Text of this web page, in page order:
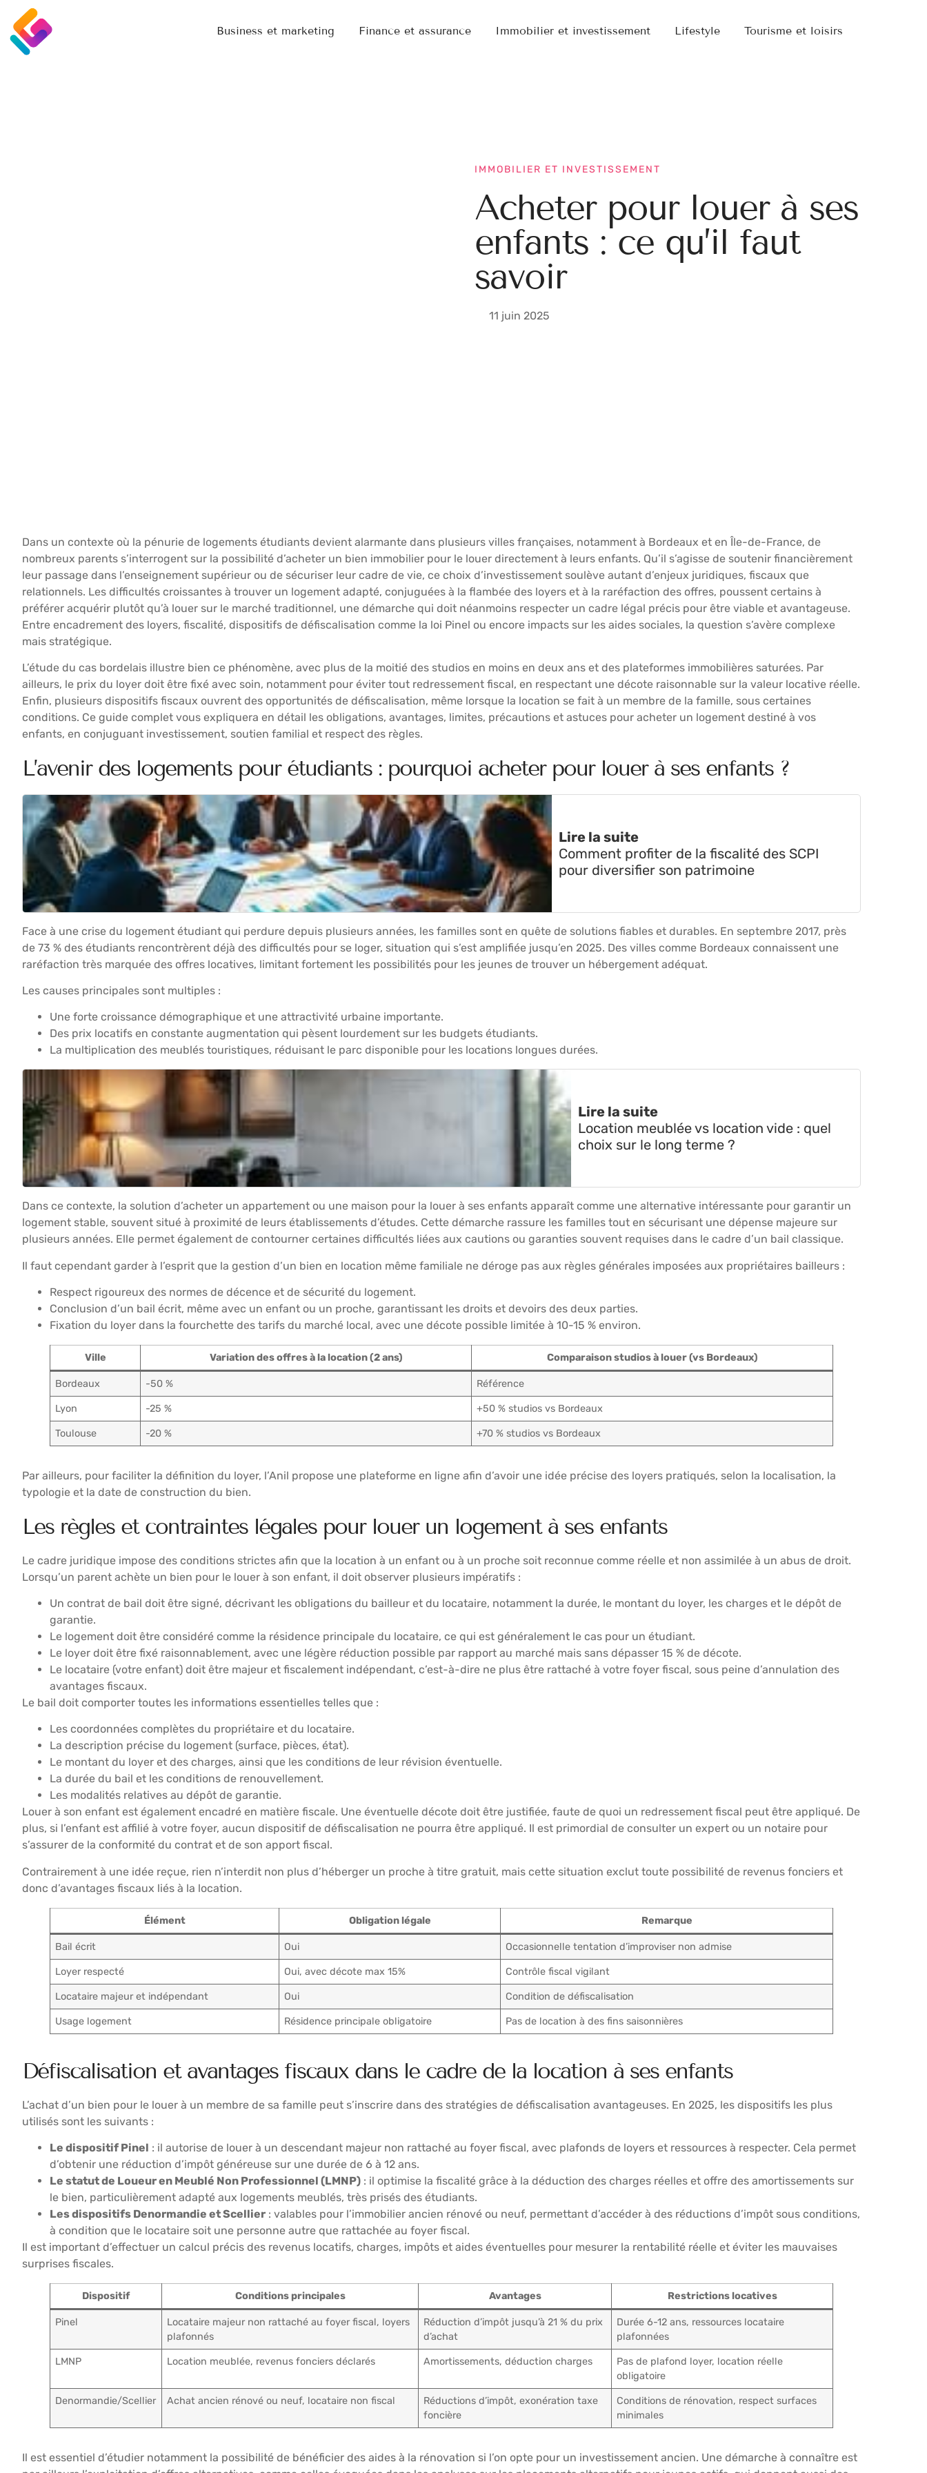
Business et marketing Finance et assurance Immobilier et investissement Lifestyle Tourisme et loisirs
IMMOBILIER ET INVESTISSEMENT
Acheter pour louer à ses
enfants : ce qu’il faut
savoir
11 juin 2025
Dans un contexte où la pénurie de logements étudiants devient alarmante dans plusieurs villes françaises, notamment à Bordeaux et en Île-de-France, de
nombreux parents s’interrogent sur la possibilité d’acheter un bien immobilier pour le louer directement à leurs enfants. Qu’il s’agisse de soutenir financièrement
leur passage dans l’enseignement supérieur ou de sécuriser leur cadre de vie, ce choix d’investissement soulève autant d’enjeux juridiques, fiscaux que
relationnels. Les difficultés croissantes à trouver un logement adapté, conjuguées à la flambée des loyers et à la raréfaction des offres, poussent certains à
préférer acquérir plutôt qu’à louer sur le marché traditionnel, une démarche qui doit néanmoins respecter un cadre légal précis pour être viable et avantageuse.
Entre encadrement des loyers, fiscalité, dispositifs de défiscalisation comme la loi Pinel ou encore impacts sur les aides sociales, la question s’avère complexe
mais stratégique.
L’étude du cas bordelais illustre bien ce phénomène, avec plus de la moitié des studios en moins en deux ans et des plateformes immobilières saturées. Par
ailleurs, le prix du loyer doit être fixé avec soin, notamment pour éviter tout redressement fiscal, en respectant une décote raisonnable sur la valeur locative réelle.
Enfin, plusieurs dispositifs fiscaux ouvrent des opportunités de défiscalisation, même lorsque la location se fait à un membre de la famille, sous certaines
conditions. Ce guide complet vous expliquera en détail les obligations, avantages, limites, précautions et astuces pour acheter un logement destiné à vos
enfants, en conjuguant investissement, soutien familial et respect des règles.
L’avenir des logements pour étudiants : pourquoi acheter pour louer à ses enfants ?
Lire la suite
Comment profiter de la fiscalité des SCPI
pour diversifier son patrimoine
Face à une crise du logement étudiant qui perdure depuis plusieurs années, les familles sont en quête de solutions fiables et durables. En septembre 2017, près
de 73 % des étudiants rencontrèrent déjà des difficultés pour se loger, situation qui s’est amplifiée jusqu’en 2025. Des villes comme Bordeaux connaissent une
raréfaction très marquée des offres locatives, limitant fortement les possibilités pour les jeunes de trouver un hébergement adéquat.
Les causes principales sont multiples :
Une forte croissance démographique et une attractivité urbaine importante.
Des prix locatifs en constante augmentation qui pèsent lourdement sur les budgets étudiants.
La multiplication des meublés touristiques, réduisant le parc disponible pour les locations longues durées.
Lire la suite
Location meublée vs location vide : quel
choix sur le long terme ?
Dans ce contexte, la solution d’acheter un appartement ou une maison pour la louer à ses enfants apparaît comme une alternative intéressante pour garantir un
logement stable, souvent situé à proximité de leurs établissements d’études. Cette démarche rassure les familles tout en sécurisant une dépense majeure sur
plusieurs années. Elle permet également de contourner certaines difficultés liées aux cautions ou garanties souvent requises dans le cadre d’un bail classique.
Il faut cependant garder à l’esprit que la gestion d’un bien en location même familiale ne déroge pas aux règles générales imposées aux propriétaires bailleurs :
Respect rigoureux des normes de décence et de sécurité du logement.
Conclusion d’un bail écrit, même avec un enfant ou un proche, garantissant les droits et devoirs des deux parties.
Fixation du loyer dans la fourchette des tarifs du marché local, avec une décote possible limitée à 10-15 % environ.
Ville Variation des offres à la location (2 ans) Comparaison studios à louer (vs Bordeaux)
Bordeaux -50 % Référence
Lyon -25 % +50 % studios vs Bordeaux
Toulouse -20 % +70 % studios vs Bordeaux
Par ailleurs, pour faciliter la définition du loyer, l’Anil propose une plateforme en ligne afin d’avoir une idée précise des loyers pratiqués, selon la localisation, la
typologie et la date de construction du bien.
Les règles et contraintes légales pour louer un logement à ses enfants
Le cadre juridique impose des conditions strictes afin que la location à un enfant ou à un proche soit reconnue comme réelle et non assimilée à un abus de droit.
Lorsqu’un parent achète un bien pour le louer à son enfant, il doit observer plusieurs impératifs :
Un contrat de bail doit être signé, décrivant les obligations du bailleur et du locataire, notamment la durée, le montant du loyer, les charges et le dépôt de
garantie.
Le logement doit être considéré comme la résidence principale du locataire, ce qui est généralement le cas pour un étudiant.
Le loyer doit être fixé raisonnablement, avec une légère réduction possible par rapport au marché mais sans dépasser 15 % de décote.
Le locataire (votre enfant) doit être majeur et fiscalement indépendant, c’est-à-dire ne plus être rattaché à votre foyer fiscal, sous peine d’annulation des
avantages fiscaux.
Le bail doit comporter toutes les informations essentielles telles que :
Les coordonnées complètes du propriétaire et du locataire.
La description précise du logement (surface, pièces, état).
Le montant du loyer et des charges, ainsi que les conditions de leur révision éventuelle.
La durée du bail et les conditions de renouvellement.
Les modalités relatives au dépôt de garantie.
Louer à son enfant est également encadré en matière fiscale. Une éventuelle décote doit être justifiée, faute de quoi un redressement fiscal peut être appliqué. De
plus, si l’enfant est affilié à votre foyer, aucun dispositif de défiscalisation ne pourra être appliqué. Il est primordial de consulter un expert ou un notaire pour
s’assurer de la conformité du contrat et de son apport fiscal.
Contrairement à une idée reçue, rien n’interdit non plus d’héberger un proche à titre gratuit, mais cette situation exclut toute possibilité de revenus fonciers et
donc d’avantages fiscaux liés à la location.
Élément Obligation légale Remarque
Bail écrit Oui Occasionnelle tentation d’improviser non admise
Loyer respecté Oui, avec décote max 15% Contrôle fiscal vigilant
Locataire majeur et indépendant Oui Condition de défiscalisation
Usage logement Résidence principale obligatoire Pas de location à des fins saisonnières
Défiscalisation et avantages fiscaux dans le cadre de la location à ses enfants
L’achat d’un bien pour le louer à un membre de sa famille peut s’inscrire dans des stratégies de défiscalisation avantageuses. En 2025, les dispositifs les plus
utilisés sont les suivants :
Le dispositif Pinel : il autorise de louer à un descendant majeur non rattaché au foyer fiscal, avec plafonds de loyers et ressources à respecter. Cela permet
d’obtenir une réduction d’impôt généreuse sur une durée de 6 à 12 ans.
Le statut de Loueur en Meublé Non Professionnel (LMNP) : il optimise la fiscalité grâce à la déduction des charges réelles et offre des amortissements sur
le bien, particulièrement adapté aux logements meublés, très prisés des étudiants.
Les dispositifs Denormandie et Scellier : valables pour l’immobilier ancien rénové ou neuf, permettant d’accéder à des réductions d’impôt sous conditions,
à condition que le locataire soit une personne autre que rattachée au foyer fiscal.
Il est important d’effectuer un calcul précis des revenus locatifs, charges, impôts et aides éventuelles pour mesurer la rentabilité réelle et éviter les mauvaises
surprises fiscales.
Dispositif Conditions principales Avantages Restrictions locatives
Pinel
Locataire majeur non rattaché au foyer fiscal, loyers
plafonnés
Réduction d’impôt jusqu’à 21 % du prix
d’achat
Durée 6-12 ans, ressources locataire
plafonnées
LMNP Location meublée, revenus fonciers déclarés Amortissements, déduction charges
Pas de plafond loyer, location réelle
obligatoire
Denormandie/Scellier Achat ancien rénové ou neuf, locataire non fiscal
Réductions d’impôt, exonération taxe
foncière
Conditions de rénovation, respect surfaces
minimales
Il est essentiel d’étudier notamment la possibilité de bénéficier des aides à la rénovation si l’on opte pour un investissement ancien. Une démarche à connaître est